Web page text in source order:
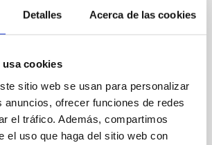
Detalles Acerca de las cookies
usa cookies
sitio web se usan para personalizar
anuncios, ofrecer funciones de redes
el tráfico. Además, compartimos
el uso que haga del sitio web con